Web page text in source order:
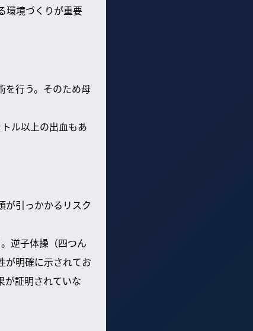
環境づくりが重要
を行う。そのため母
ル以上の出血もあ
が引っかかるリスク
逆子体操（四つん
が明確に示されてお
が証明されていな